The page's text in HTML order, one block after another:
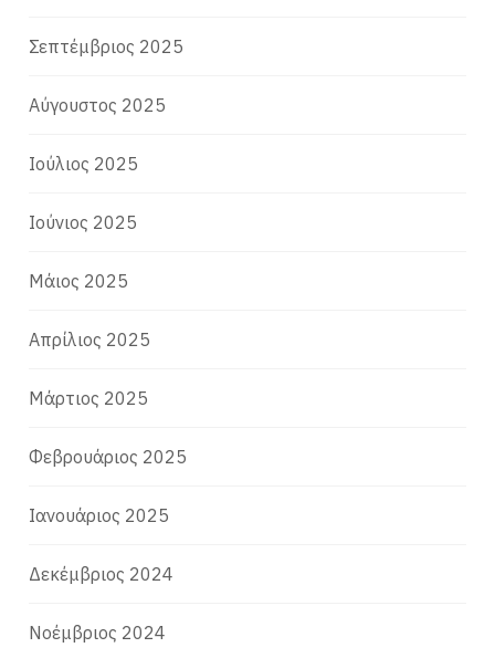
Σεπτέμβριος 2025
Αύγουστος 2025
Ιούλιος 2025
Ιούνιος 2025
Μάιος 2025
Απρίλιος 2025
Μάρτιος 2025
Φεβρουάριος 2025
Ιανουάριος 2025
Δεκέμβριος 2024
Νοέμβριος 2024